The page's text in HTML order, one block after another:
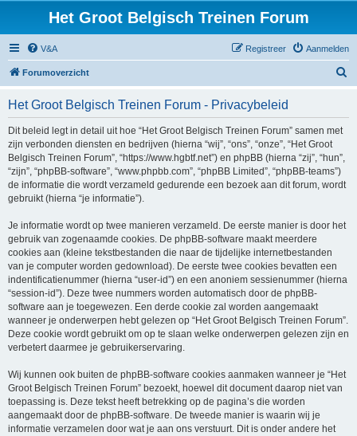
Het Groot Belgisch Treinen Forum
V&A Aanmelden
Registreer
Forumoverzicht
Het Groot Belgisch Treinen Forum - Privacybeleid
Dit beleid legt in detail uit hoe “Het Groot Belgisch Treinen Forum” samen met
zijn verbonden diensten en bedrijven (hierna “wij”, “ons”, “onze”, “Het Groot
Belgisch Treinen Forum”, “https://www.hgbtf.net”) en phpBB (hierna “zij”, “hun”,
“zijn”, “phpBB-software”, “www.phpbb.com”, “phpBB Limited”, “phpBB-teams”)
de informatie die wordt verzameld gedurende een bezoek aan dit forum, wordt
gebruikt (hierna “je informatie”).
Je informatie wordt op twee manieren verzameld. De eerste manier is door het
gebruik van zogenaamde cookies. De phpBB-software maakt meerdere
cookies aan (kleine tekstbestanden die naar de tijdelijke internetbestanden
van je computer worden gedownload). De eerste twee cookies bevatten een
indentificatienummer (hierna “user-id”) en een anoniem sessienummer (hierna
“session-id”). Deze twee nummers worden automatisch door de phpBB-
software aan je toegewezen. Een derde cookie zal worden aangemaakt
wanneer je onderwerpen hebt gelezen op “Het Groot Belgisch Treinen Forum”.
Deze cookie wordt gebruikt om op te slaan welke onderwerpen gelezen zijn en
verbetert daarmee je gebruikerservaring.
Wij kunnen ook buiten de phpBB-software cookies aanmaken wanneer je “Het
Groot Belgisch Treinen Forum” bezoekt, hoewel dit document daarop niet van
toepassing is. Deze tekst heeft betrekking op de pagina’s die worden
aangemaakt door de phpBB-software. De tweede manier is waarin wij je
informatie verzamelen door wat je aan ons verstuurt. Dit is onder andere het